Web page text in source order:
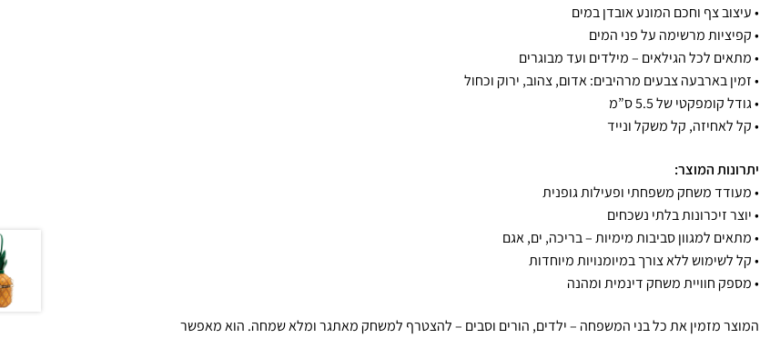
• עיצוב צף וחכם המונע אובדן במים
• קפיציות מרשימה על פני המים
• מתאים לכל הגילאים – מילדים ועד מבוגרים
• זמין בארבעה צבעים מרהיבים: אדום, צהוב, ירוק וכחול
• גודל קומפקטי של 5.5 ס”מ
• קל לאחיזה, קל משקל ונייד
יתרונות המוצר:
• מעודד משחק משפחתי ופעילות גופנית
• יוצר זיכרונות בלתי נשכחים
• מתאים למגוון סביבות מימיות – בריכה, ים, אגם
• קל לשימוש ללא צורך במיומנויות מיוחדות
• מספק חוויית משחק דינמית ומהנה
המוצר מזמין את כל בני המשפחה – ילדים, הורים וסבים – להצטרף למשחק מאתגר ומלא שמחה. הוא מאפשר